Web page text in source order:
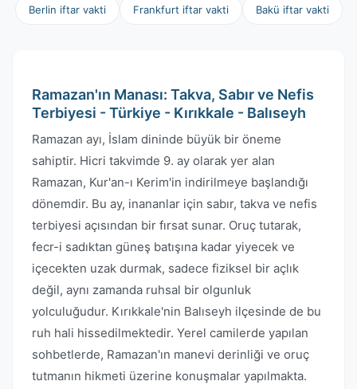
Berlin iftar vakti Frankfurt iftar vakti Bakü iftar vakti
Ramazan'ın Manası: Takva, Sabır ve Nefis
Terbiyesi - Türkiye - Kırıkkale - Balıseyh
Ramazan ayı, İslam dininde büyük bir öneme
sahiptir. Hicri takvimde 9. ay olarak yer alan
Ramazan, Kur'an-ı Kerim'in indirilmeye başlandığı
dönemdir. Bu ay, inananlar için sabır, takva ve nefis
terbiyesi açısından bir fırsat sunar. Oruç tutarak,
fecr-i sadıktan güneş batışına kadar yiyecek ve
içecekten uzak durmak, sadece fiziksel bir açlık
değil, aynı zamanda ruhsal bir olgunluk
yolculuğudur. Kırıkkale'nin Balıseyh ilçesinde de bu
ruh hali hissedilmektedir. Yerel camilerde yapılan
sohbetlerde, Ramazan'ın manevi derinliği ve oruç
tutmanın hikmeti üzerine konuşmalar yapılmakta.